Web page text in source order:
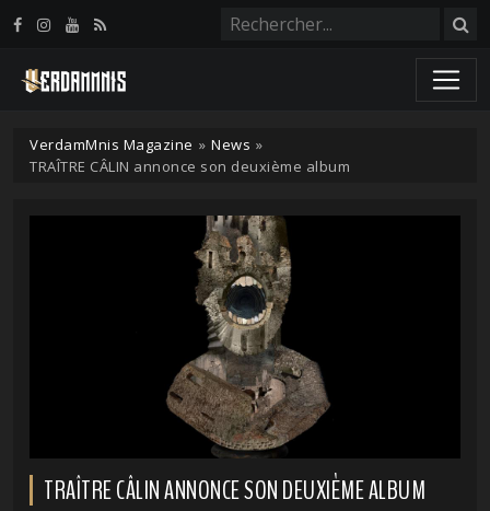
VerdamMnis Magazine » News »
TRAÎTRE CÂLIN annonce son deuxième album
TRAÎTRE CÂLIN ANNONCE SON DEUXIÈME ALBUM
Panneau de gestion des cookies